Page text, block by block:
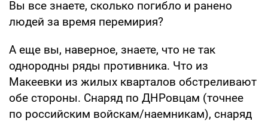
Вы все знаете, сколько погибло и ранено
людей за время перемирия?
А еще вы, наверное, знаете, что не так
однородны ряды противника. Что из
Макеевки из жилых кварталов обстреливают
обе стороны. Снаряд по ДНРовцам (точнее
по российским войскам/наемникам), снаряд